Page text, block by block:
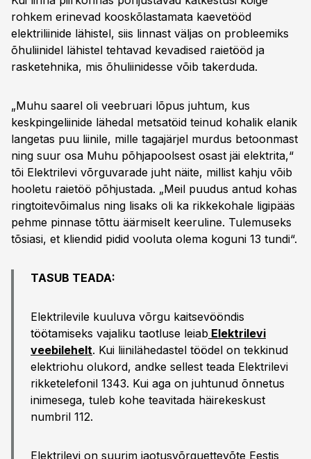
rohkem erinevad kooskõlastamata kaevetööd
elektriliinide lähistel, siis linnast väljas on probleemiks
õhuliinidel lähistel tehtavad kevadised raietööd ja
rasketehnika, mis õhuliinidesse võib takerduda.
„Muhu saarel oli veebruari lõpus juhtum, kus
keskpingeliinide lähedal metsatöid teinud kohalik elanik
langetas puu liinile, mille tagajärjel murdus betoonmast
ning suur osa Muhu põhjapoolsest osast jäi elektrita,“
tõi Elektrilevi võrguvarade juht näite, millist kahju võib
hooletu raietöö põhjustada. „Meil puudus antud kohas
ringtoitevõimalus ning lisaks oli ka rikkekohale ligipääs
pehme pinnase tõttu äärmiselt keeruline. Tulemuseks
tõsiasi, et kliendid pidid vooluta olema koguni 13 tundi“.
TASUB TEADA:
Elektrilevile kuuluva võrgu kaitsevööndis
töötamiseks vajaliku taotluse leiab Elektrilevi
veebilehelt. Kui liinilähedastel töödel on tekkinud
elektriohu olukord, andke sellest teada Elektrilevi
rikketelefonil 1343. Kui aga on juhtunud õnnetus
inimesega, tuleb kohe teavitada häirekeskust
numbril 112.
Elektrilevi on suurim jaotusvõrguettevõte Eestis